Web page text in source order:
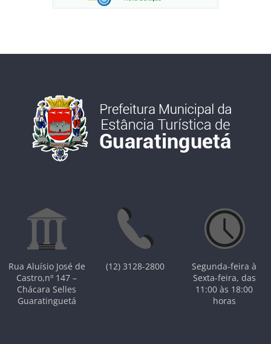
Rua Aluísio José de
Castro,nº 147 –
Chácara Selles
Guaratinguetá
(12) 3128-2800
Segunda-feira à
Sexta-feira, das
11:00 às 18:00
horas